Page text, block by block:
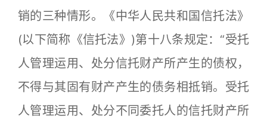
销的三种情形。《中华人民共和国信托法》
(以下简称《信托法》)第十八条规定：“受托
人管理运用、处分信托财产所产生的债权，
不得与其固有财产产生的债务相抵销。受托
人管理运用、处分不同委托人的信托财产所